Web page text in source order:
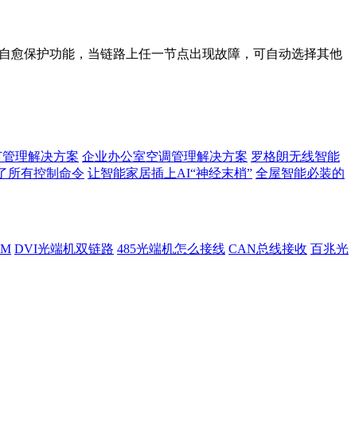
愈保护功能，当链路上任一节点出现故障，可自动选择其他
理解决方案 企业办公室空调管理解决方案 罗格朗无线智能
所有控制命令 让智能家居插上AI“神经末梢” 全屋智能必装的
DVI光端机双链路 485光端机怎么接线 CAN总线接收 百兆光